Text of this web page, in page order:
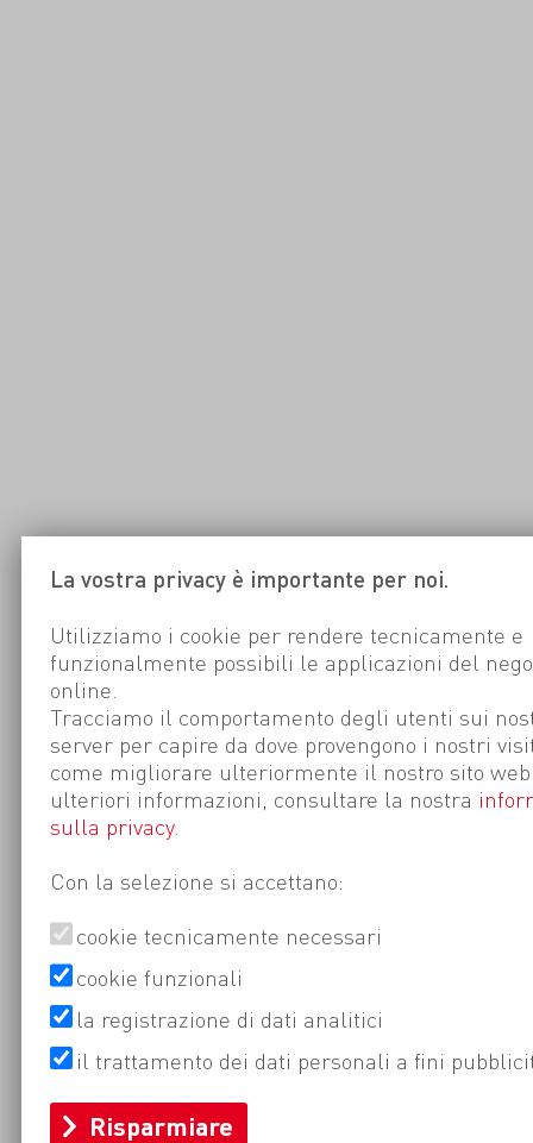
La vostra privacy è importante per noi.
Utilizziamo i cookie per rendere tecnicamente e
funzionalmente possibili le applicazioni del
online.
Tracciamo il comportamento degli utenti sui
server per capire da dove provengono i nostri
come migliorare ulteriormente il nostro sito
ulteriori informazioni, consultare la nostra
sulla privacy.
Con la selezione si accettano:
cookie tecnicamente necessari
cookie funzionali
la registrazione di dati analitici
il trattamento dei dati personali a fini
Risparmiare